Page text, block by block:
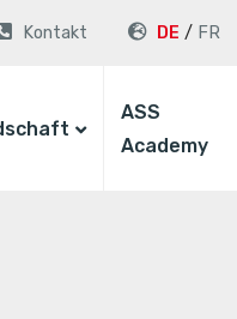
Kontakt DE FR
ASS
Academy